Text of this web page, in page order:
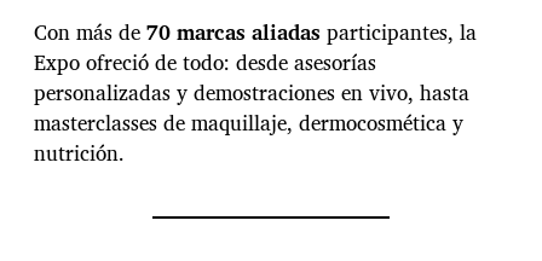
a
c
a
s
c
o
u
Con más de70 marcas aliadas participantes, la
Expo ofreció de todo: desde asesorías
personalizadas y demostraciones en vivo, hasta
masterclasses de maquillaje, dermocosmética y
nutrición.